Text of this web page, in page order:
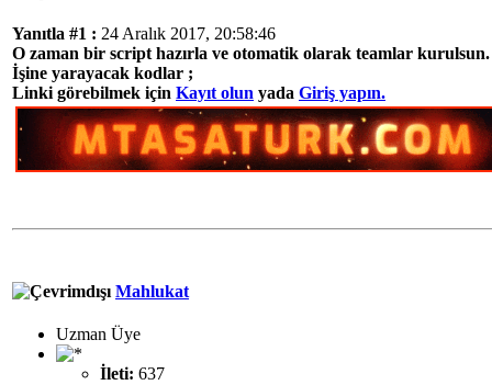
Yanıtla #1 : 24 Aralık 2017, 20:58:46
O zaman bir script hazırla ve otomatik olarak teamlar kurulsun.
İşine yarayacak kodlar ;
Linki görebilmek için Kayıt olun yada Giriş yapın.
Mahlukat
Uzman Üye
İleti: 637